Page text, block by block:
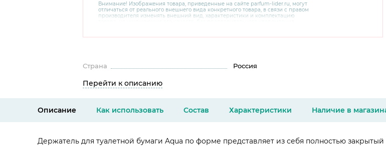
Внимание! Изображения товара, приведенные на сайте parfum-lider.ru, могут
отличаться от реального внешнего вида конкретного товара, в связи с правом
производителя изменять внешний вид, характеристики и комплектацию
консультантов по номеру 8 800 200 78 80.
Страна Россия
Перейти к описанию
Описание Как использовать Состав Характеристики Наличие в
Держатель для туалетной бумаги Aqua по форме представляет из себя полностью закрытый